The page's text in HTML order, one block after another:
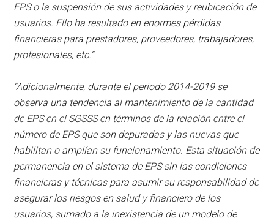
EPS o la suspensión de sus actividades y reubicación de
usuarios. Ello ha resultado en enormes pérdidas
financieras para prestadores, proveedores, trabajadores,
profesionales, etc.”
“Adicionalmente, durante el periodo 2014-2019 se
observa una tendencia al mantenimiento de la cantidad
de EPS en el SGSSS en términos de la relación entre el
número de EPS que son depuradas y las nuevas que
habilitan o amplían su funcionamiento. Esta situación de
permanencia en el sistema de EPS sin las condiciones
financieras y técnicas para asumir su responsabilidad de
asegurar los riesgos en salud y financiero de los
usuarios, sumado a la inexistencia de un modelo de